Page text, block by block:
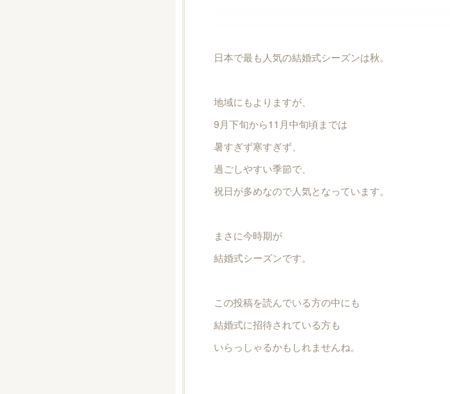
日本で最も人気の結婚式シーズンは秋。
地域にもよりますが、
9月下旬から11月中旬頃までは
暑すぎず寒すぎず、
過ごしやすい季節で、
祝日が多めなので人気となっています。
まさに今時期が
結婚式シーズンです。
この投稿を読んでいる方の中にも
結婚式に招待されている方も
いらっしゃるかもしれませんね。